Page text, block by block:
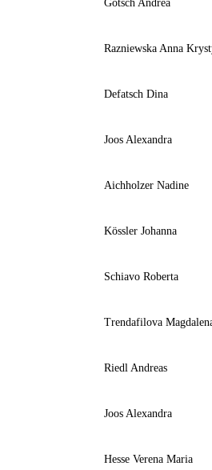
Götsch Andrea
Razniewska Anna
Defatsch Dina
Joos Alexandra
Aichholzer Nadine
Kössler Johanna
Schiavo Roberta
Trendafilova
Riedl Andreas
Joos Alexandra
Hesse Verena Maria